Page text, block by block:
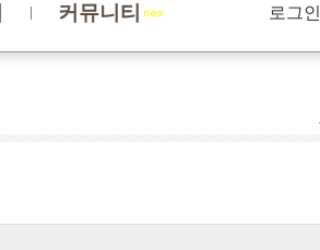
커뮤니티 로그인